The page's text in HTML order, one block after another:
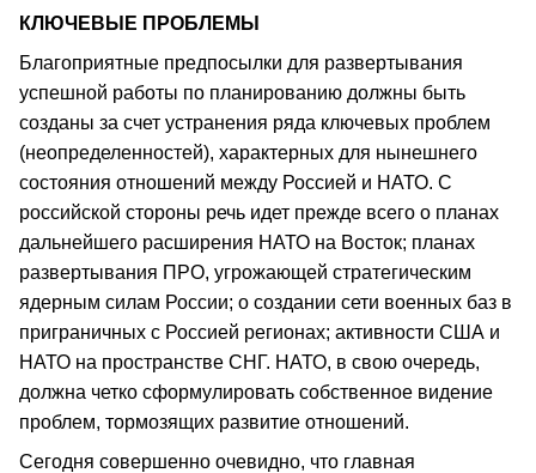
КЛЮЧЕВЫЕ ПРОБЛЕМЫ
Благоприятные предпосылки для развертывания
успешной работы по планированию должны быть
созданы за счет устранения ряда ключевых проблем
(неопределенностей), характерных для нынешнего
состояния отношений между Россией и НАТО. С
российской стороны речь идет прежде всего о планах
дальнейшего расширения НАТО на Восток; планах
развертывания ПРО, угрожающей стратегическим
ядерным силам России; о создании сети военных баз в
приграничных с Россией регионах; активности США и
НАТО на пространстве СНГ. НАТО, в свою очередь,
должна четко сформулировать собственное видение
проблем, тормозящих развитие отношений.
Сегодня совершенно очевидно, что главная